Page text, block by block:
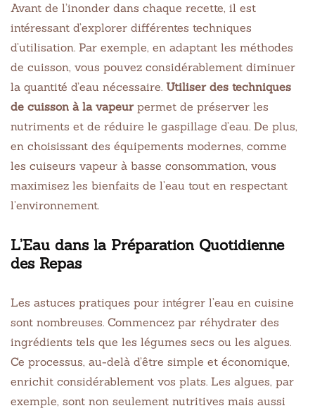
Avant de l’inonder dans chaque recette, il est
intéressant d’explorer différentes techniques
d’utilisation. Par exemple, en adaptant les méthodes
de cuisson, vous pouvez considérablement diminuer
la quantité d’eau nécessaire. Utiliser des techniques
de cuisson à la vapeurpermet de préserver les
nutriments et de réduire le gaspillage d’eau. De plus,
en choisissant des équipements modernes, comme
les cuiseurs vapeur à basse consommation, vous
maximisez les bienfaits de l’eau tout en respectant
l’environnement.
L’Eau dans la Préparation Quotidienne
des Repas
Les astuces pratiques pour intégrer l’eau en cuisine
sont nombreuses. Commencez par réhydrater des
ingrédients tels que les légumes secs ou les algues.
Ce processus, au-delà d’être simple et économique,
enrichit considérablement vos plats. Les algues, par
exemple, sont non seulement nutritives mais aussi